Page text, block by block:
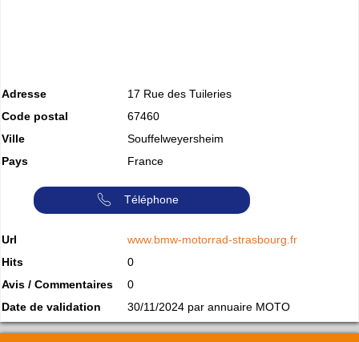
Adresse
17 Rue des Tuileries
Code postal
67460
Ville
Souffelweyersheim
Pays
France
Téléphone
Url
www.bmw-motorrad-strasbourg.fr
Hits
0
Avis / Commentaires
0
Date de validation
30/11/2024 par annuaire MOTO